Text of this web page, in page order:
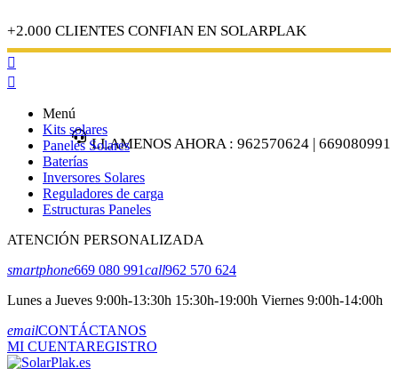
+2.000 CLIENTES CONFIAN EN SOLARPLAK
LLAMENOS AHORA : 962570624 | 669080991


Menú
Kits solares
Paneles Solares
Baterías
Inversores Solares
Reguladores de carga
Estructuras Paneles
ATENCIÓN PERSONALIZADA
smartphone669 080 991call962 570 624
Lunes a Jueves 9:00h-13:30h 15:30h-19:00h Viernes 9:00h-14:00h
emailCONTÁCTANOS
MI CUENTAREGISTRO